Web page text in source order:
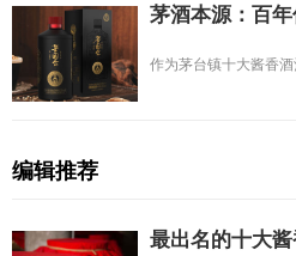
茅酒本源：百
作为茅台镇十大酱香
编辑推荐
最出名的十大